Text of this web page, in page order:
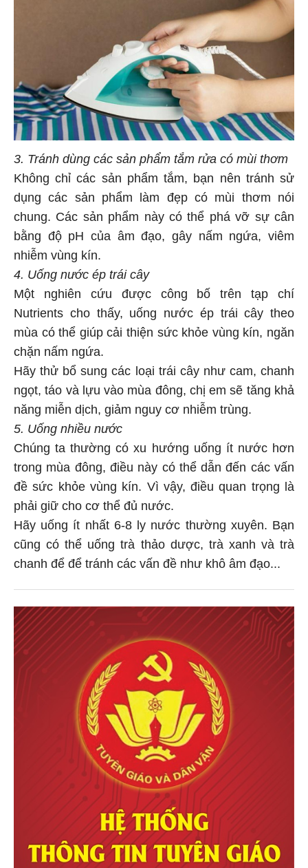
3. Tránh dùng các sản phẩm tắm rửa có mùi thơm
Không chỉ các sản phẩm tắm, bạn nên tránh sử
dụng các sản phẩm làm đẹp có mùi thơm nói
chung. Các sản phẩm này có thể phá vỡ sự cân
bằng độ pH của âm đạo, gây nấm ngứa, viêm
nhiễm vùng kín.
4. Uống nước ép trái cây
Một nghiên cứu được công bố trên tạp chí
Nutrients cho thấy, uống nước ép trái cây theo
mùa có thể giúp cải thiện sức khỏe vùng kín, ngăn
chặn nấm ngứa.
Hãy thử bổ sung các loại trái cây như cam, chanh
ngọt, táo và lựu vào mùa đông, chị em sẽ tăng khả
năng miễn dịch, giảm nguy cơ nhiễm trùng.
5. Uống nhiều nước
Chúng ta thường có xu hướng uống ít nước hơn
trong mùa đông, điều này có thể dẫn đến các vấn
đề sức khỏe vùng kín. Vì vậy, điều quan trọng là
phải giữ cho cơ thể đủ nước.
Hãy uống ít nhất 6-8 ly nước thường xuyên. Bạn
cũng có thể uống trà thảo dược, trà xanh và trà
chanh để để tránh các vấn đề như khô âm đạo...